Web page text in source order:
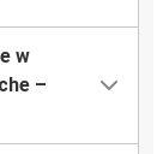
w
–